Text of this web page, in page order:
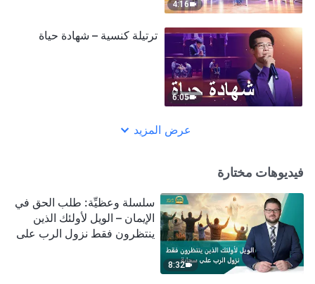
4:16
6:05
ترتيلة كنسية – شهادة حياة
عرض المزيد
فيديوهات مختارة
8:32
سلسلة وعظيِّة: طلب الحق في
الإيمان – الويل لأولئك الذين
ينتظرون فقط نزول الرب على